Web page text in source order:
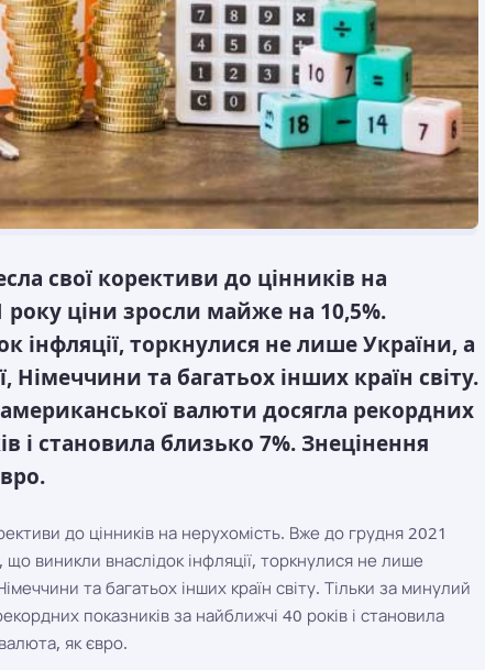
свої корективи до цінників на
року ціни зросли майже на 10,5%.
торкнулися не лише України, а
Німеччини та багатьох інших країн світу.
валюти досягла рекордних
і становила близько 7%. Знецінення
до цінників на нерухомість. Вже до грудня 2021
виникли внаслідок інфляції, торкнулися не лише
та багатьох інших країн світу. Тільки за минулий
показників за найближчі 40 років і становила
як євро.